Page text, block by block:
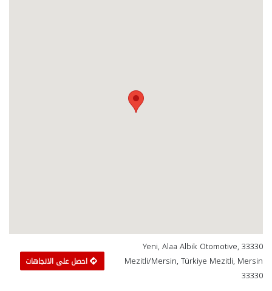
Yeni, Alaa Albik Otomotive, 33330
Mezitli/Mersin, Türkiye Mezitli, Mersin
33330
احصل على الاتجاهات